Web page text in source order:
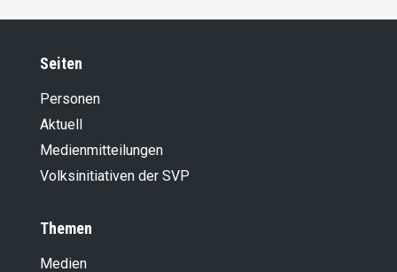
Seiten
Personen
Aktuell
Medienmitteilungen
Volksinitiativen der SVP
Themen
Medien